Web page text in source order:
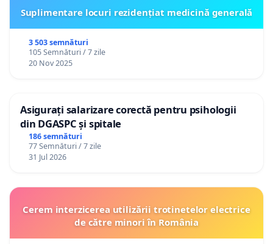
Suplimentare locuri rezidențiat medicină generală
3 503 semnături
105 Semnături / 7 zile
20 Nov 2025
Asigurați salarizare corectă pentru psihologii
din DGASPC și spitale
186 semnături
77 Semnături / 7 zile
31 Jul 2026
Cerem interzicerea utilizării trotinetelor electrice
de către minori în România